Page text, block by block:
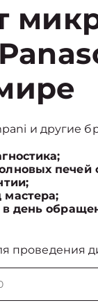
и другие
печей
в день
проведения